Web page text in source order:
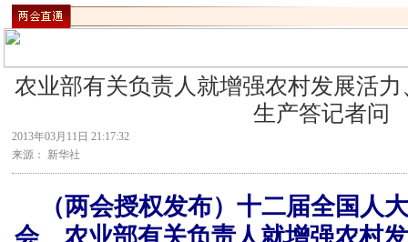
农业部有关负责人就增强农村发展活
生产答记者问
2013年03月11日 21:17:32
来源： 新华社
（两会授权发布）十二届全国人
会 农业部有关负责人就增强农村